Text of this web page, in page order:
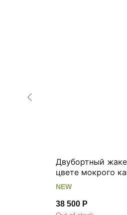
Двубортный
цвете мокрого
NEW
38 500 Р